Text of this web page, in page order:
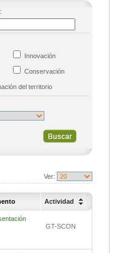
Innovación
Conservación
del territorio
Ver:
Actividad
GT-SCON